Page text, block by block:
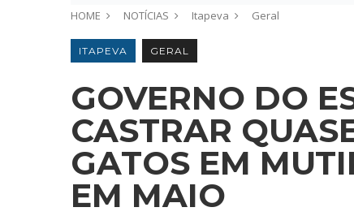
HOME NOTÍCIAS Itapeva Geral
ITAPEVA GERAL
GOVERNO DO
CASTRAR
GATOS EM
EM MAIO